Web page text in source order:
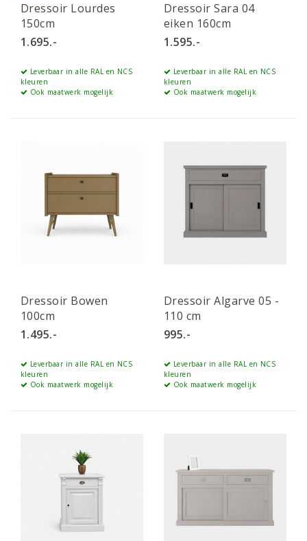
Dressoir Lourdes
150cm
1.695.-
Leverbaar in alle RAL en NCS
kleuren
Ook maatwerk mogelijk
Dressoir Sara 04
eiken 160cm
1.595.-
Leverbaar in alle RAL en NCS
kleuren
Ook maatwerk mogelijk
Dressoir Bowen
100cm
1.495.-
Leverbaar in alle RAL en NCS
kleuren
Ook maatwerk mogelijk
Dressoir Algarve 05 -
110 cm
995.-
Leverbaar in alle RAL en NCS
kleuren
Ook maatwerk mogelijk